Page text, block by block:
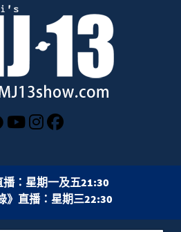
播：星期一及五21:30
》直播：星期三22:30